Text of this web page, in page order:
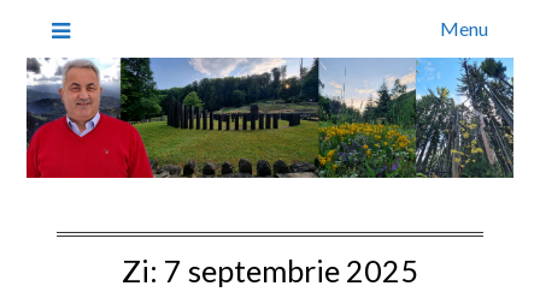
Menu
Zi: 7 septembrie 2025